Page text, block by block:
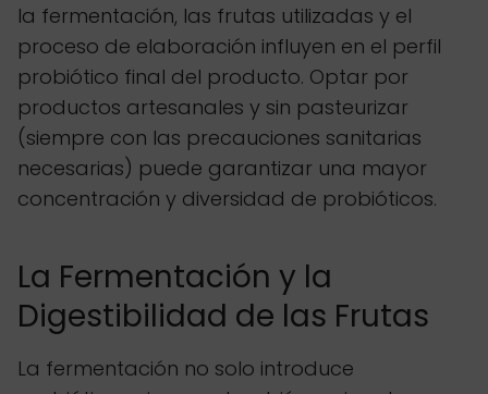
la fermentación, las frutas utilizadas y el
proceso de elaboración influyen en el perfil
probiótico final del producto. Optar por
productos artesanales y sin pasteurizar
(siempre con las precauciones sanitarias
necesarias) puede garantizar una mayor
concentración y diversidad de probióticos.
La Fermentación y la
Digestibilidad de las Frutas
La fermentación no solo introduce